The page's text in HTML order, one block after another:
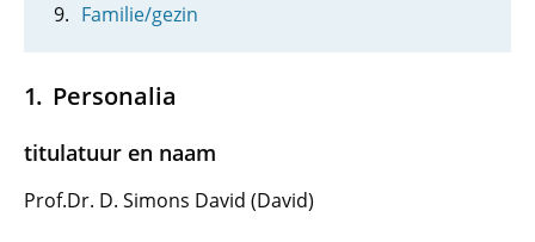
Familie/gezin
Personalia
titulatuur en naam
Prof.Dr. D. Simons David (David)